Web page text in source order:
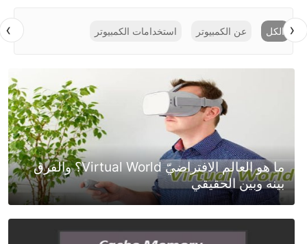
‹ الكل عن الكمبيوتر استخدامات الكمبيوتر ›
ما هو العالم الافتراضيّ Virtual World؟ والفرق
بينه وبين الحقيقي